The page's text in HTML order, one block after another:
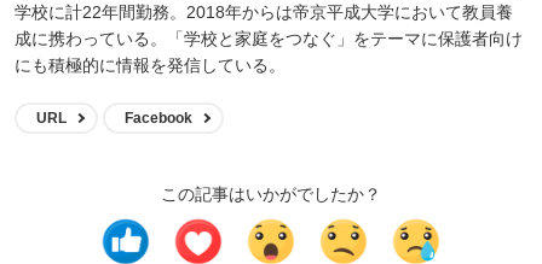
学校に計22年間勤務。2018年からは帝京平成大学において教員養
成に携わっている。「学校と家庭をつなぐ」をテーマに保護者向け
にも積極的に情報を発信している。
URL Facebook
この記事はいかがでしたか？